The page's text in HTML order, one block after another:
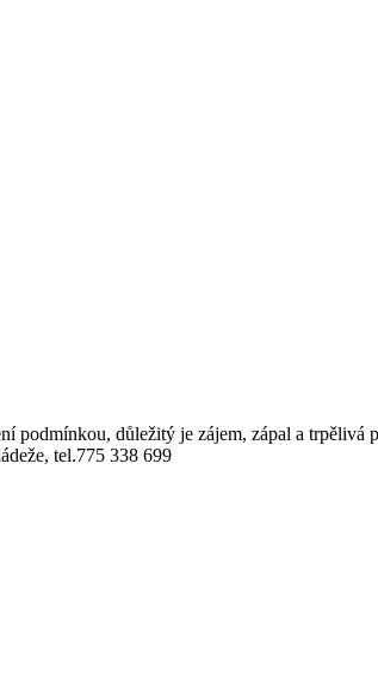
podmínkou, důležitý je zájem, zápal a
tel.775 338 699